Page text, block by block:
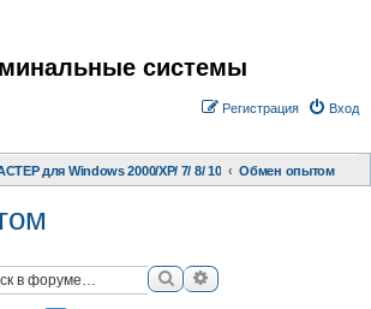
системы
Вход
Регистрация
для Windows 2000/XP/ 7/ 8/ 10 Обмен опытом
ПоискРасширенный поиск